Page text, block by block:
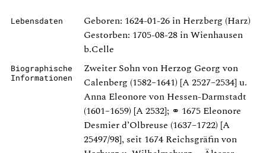
Lebensdaten
Geboren: 1624-01-26 in Herzberg (Harz)
Gestorben: 1705-08-28 in Wienhausen
b.Celle
Biographische
Informationen
Zweiter Sohn von Herzog Georg von
Calenberg (1582–1641) [A 2527–2534] u.
Anna Eleonore von Hessen-Darmstadt
(1601–1659) [A 2532]; ⚭ 1675 Eleonore
Desmier d’Olbreuse (1637–1722) [A
25497/98], seit 1674 Reichsgräfin von